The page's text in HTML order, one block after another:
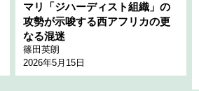
マリ「ジハーディスト組織」の
攻勢が示唆する西アフリカの更
なる混迷
篠田英朗
2026年5月15日